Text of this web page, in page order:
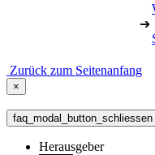
➔
Zurück zum Seitenanfang
×
Herausgeber